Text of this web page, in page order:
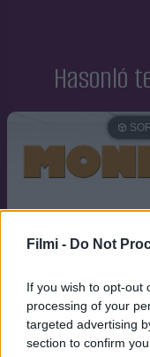
Filmi - Do Not
If you wish to opt-out
processing of your
targeted advertising
section to confirm
Hasonló